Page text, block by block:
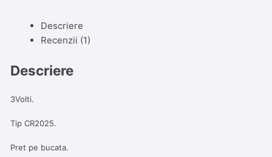
Descriere
Recenzii (1)
Descriere
3Volti.
Tip CR2025.
Pret pe bucata.